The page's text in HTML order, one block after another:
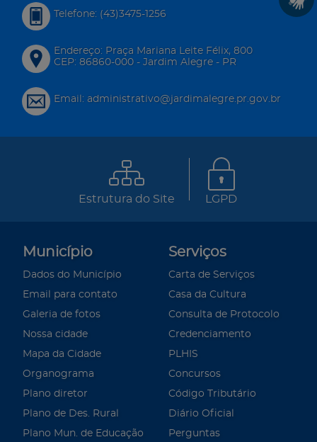
Telefone: (43)3475-1256
Endereço: Praça Mariana Leite Félix, 800
CEP: 86860-000 - Jardim Alegre - PR
Email: administrativo@jardimalegre.pr.gov.br
Estrutura do Site LGPD
Município
Dados do Município
Email para contato
Galeria de fotos
Nossa cidade
Mapa da Cidade
Organograma
Plano diretor
Plano de Des. Rural
Plano Mun. de Educação
Serviços
Carta de Serviços
Casa da Cultura
Consulta de Protocolo
Credenciamento
PLHIS
Concursos
Código Tributário
Diário Oficial
Perguntas